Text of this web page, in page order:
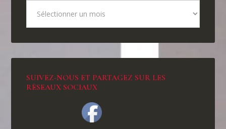
SUIVEZ-NOUS ET PARTAGEZ SUR LES
RÉSEAUX SOCIAUX